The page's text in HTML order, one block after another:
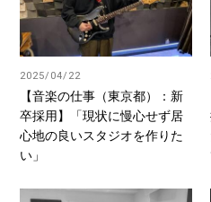
2025/04/22
【音楽の仕事（東京都）：新
卒採用】「現状に慢心せず居
心地の良いスタジオを作りた
い」